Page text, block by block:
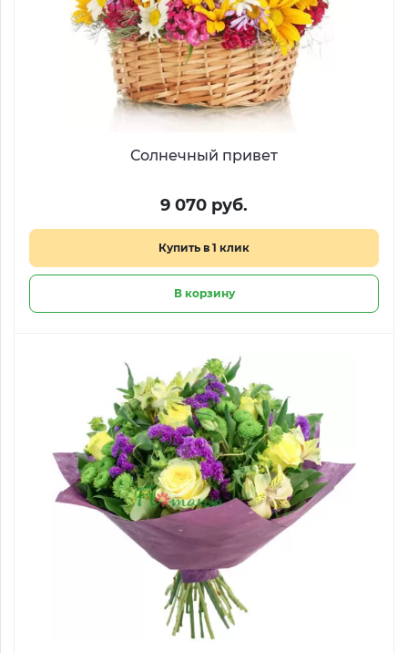
Солнечный привет
9 070 руб.
Купить в 1 клик
В корзину